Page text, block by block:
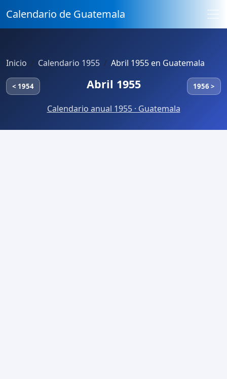
Calendario de Guatemala
Inicio Calendario 1955 Abril 1955 en Guatemala
< 1954 Abril 1955 1956 >
Calendario anual 1955 · Guatemala